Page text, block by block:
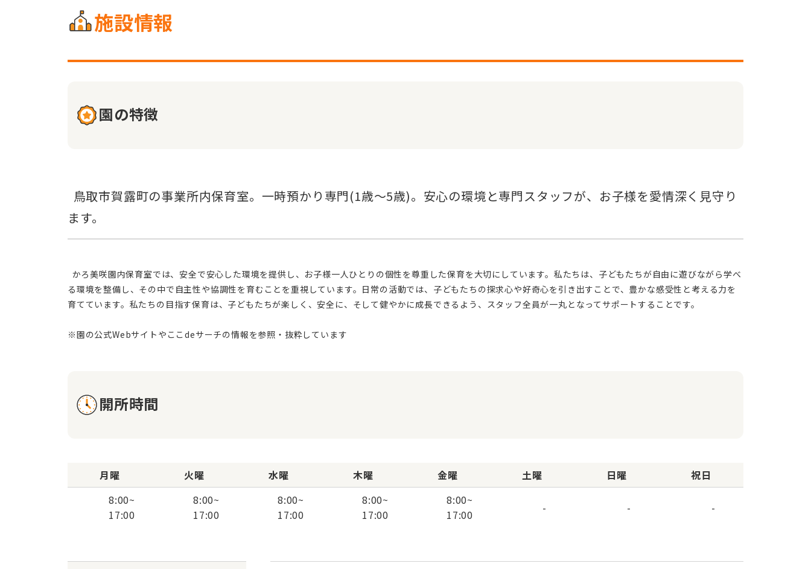
施設情報
園の特徴
る環境を整備し、その中で自主性や協調性を育むことを重視しています。日常の活動では、子どもたちの探求心や好奇心を引き出すことで、豊かな感受性と考える力を
育てています。私たちの目指す保育は、子どもたちが楽しく、安全に、そして健やかに成長できるよう、スタッフ全員が一丸となってサポートすることです。
開所時間
月曜
8:00~
17:00
火曜
8:00~
17:00
水曜
8:00~
17:00
木曜
8:00~
17:00
金曜
8:00~
17:00
土曜
-
日曜
-
祝日
-